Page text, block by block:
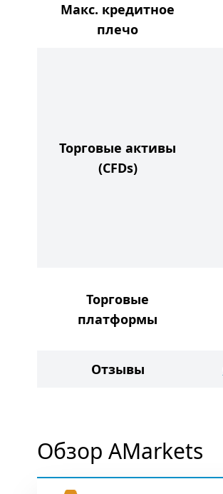
Макс. кредитное
плечо
Торговые активы
(CFDs)
Торговые
платформы
Отзывы
Обзор AMarkets